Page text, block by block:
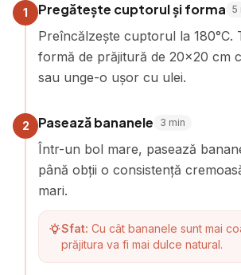
1 Pregătește cuptorul și forma 5
Preîncălzește cuptorul la 180°C.
formă de prăjitură de 20x20 cm
sau unge-o ușor cu ulei.
2 Pasează bananele 3 min
Într-un bol mare, pasează
până obții o consistență
mari.
Sfat: Cu cât bananele sunt mai
prăjitura va fi mai dulce natural.